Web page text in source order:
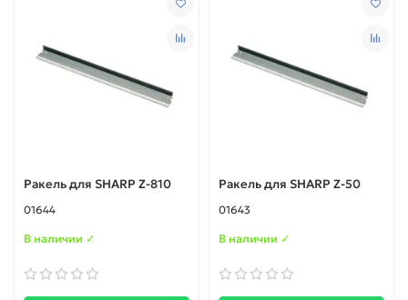
Ракель для SHARP Z-810
01644
В наличии ✓
Ракель для SHARP Z-50
01643
В наличии ✓